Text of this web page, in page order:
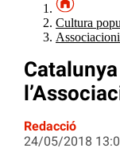
Cultura
Redacció
24/05/2018